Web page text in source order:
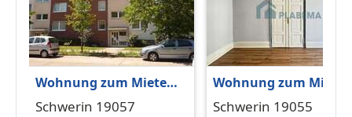
Wohnung zum Mieten
in Schwerin 375 € 54 m²
Schwerin 19057
Wohnung zum Mieten
in Schwerin 728 € 56
Schwerin 19055